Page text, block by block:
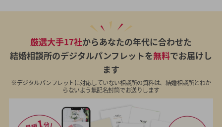
厳選大手17社からあなたの年代に合わせた
結婚相談所のデジタルパンフレットを無料でお届けし
ます
※デジタルパンフレットに対応していない相談所の資料は、結婚相談所とわか
らないよう無記名封筒でお送りします